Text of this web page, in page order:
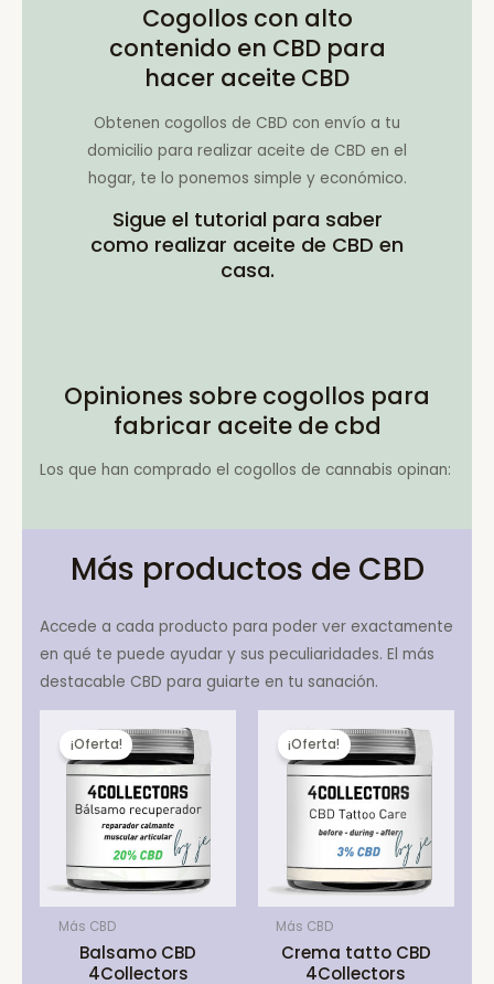
Cogollos con alto
contenido en CBD para
hacer aceite CBD
Obtenen cogollos de CBD con envío a tu
domicilio para realizar aceite de CBD en el
hogar, te lo ponemos simple y económico.
Sigue el tutorial para saber
como realizar aceite de CBD en
casa.
Opiniones sobre cogollos para
fabricar aceite de cbd
Los que han comprado el cogollos de cannabis opinan:
Más productos de CBD
Accede a cada producto para poder ver exactamente
en qué te puede ayudar y sus peculiaridades. El más
destacable CBD para guiarte en tu sanación.
¡Oferta!
Más CBD
Balsamo CBD
4Collectors
¡Oferta!
Más CBD
Crema tatto CBD
4Collectors